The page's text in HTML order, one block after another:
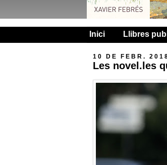
Inici Llibres
10 DE FEBR.
Les novel.les